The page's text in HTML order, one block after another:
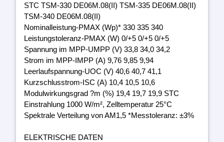
STC TSM-330 DE06M.08(II) TSM-335 DE06M.08(II)
TSM-340 DE06M.08(II)
Nominalleistung-PMAX (Wp)* 330 335 340
Leistungstoleranz-PMAX (W) 0/+5 0/+5 0/+5
Spannung im MPP-UMPP (V) 33,8 34,0 34,2
Strom im MPP-IMPP (A) 9,76 9,85 9,94
Leerlaufspannung-UOC (V) 40,6 40,7 41,1
Kurzschlusstrom-ISC (A) 10,4 10,5 10,6
Modulwirkungsgrad ?m (%) 19,4 19,7 19,9 STC
Einstrahlung 1000 W/m², Zelltemperatur 25°C
Spektrale Verteilung von AM1,5 *Messtoleranz: ±3%
ELEKTRISCHE DATEN